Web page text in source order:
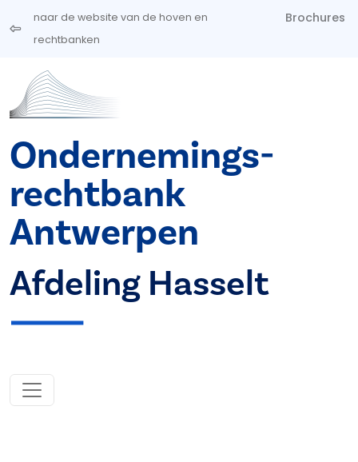
Overslaan en naar de inhoud gaan
naar de website van de hoven en
rechtbanken
Brochures
Ondernemings­
rechtbank
Antwerpen
Afdeling Hasselt